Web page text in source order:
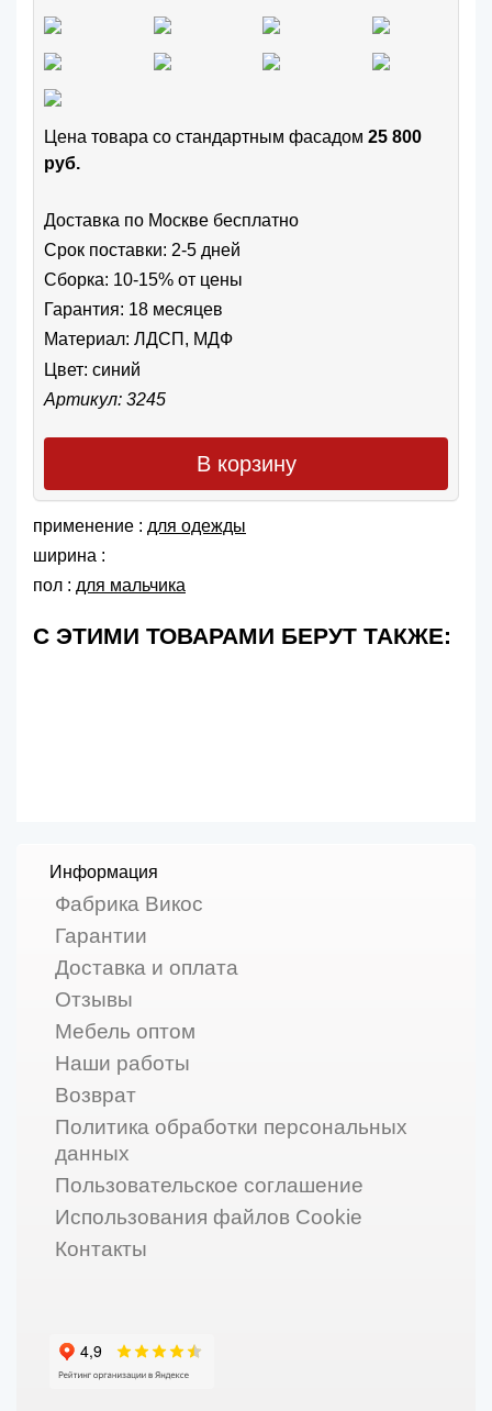
Цена товара cо стандартным фасадом 25 800
руб.
Доставка по Москве бесплатно
Срок поставки: 2-5 дней
Сборка: 10-15% от цены
Гарантия: 18 месяцев
Материал: ЛДСП, МДФ
Цвет: синий
Артикул: 3245
В корзину
применение : для одежды
ширина :
пол : для мальчика
С ЭТИМИ ТОВАРАМИ БЕРУТ ТАКЖЕ:
Информация
Фабрика Викос
Гарантии
Доставка и оплата
Отзывы
Мебель оптом
Наши работы
Возврат
Политика обработки персональных
данных
Пользовательское соглашение
Использования файлов Cookie
Контакты